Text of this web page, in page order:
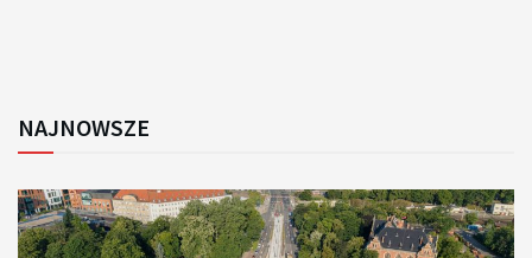
NAJNOWSZE